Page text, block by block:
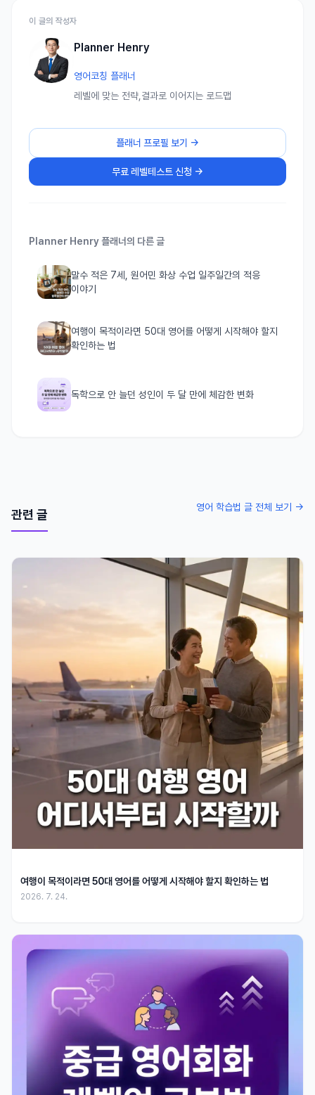
이 글의 작성자
Planner Henry
영어코칭 플래너
레벨에 맞는 전략,결과로 이어지는 로드맵
플래너 프로필 보기 →
무료 레벨테스트 신청 →
Planner Henry플래너의 다른 글
말수 적은 7세, 원어민 화상 수업 일주일간의 적응
이야기
여행이 목적이라면 50대 영어를 어떻게 시작해야 할지
확인하는 법
독학으로 안 늘던 성인이 두 달 만에 체감한 변화
관련 글 영어 학습법 글 전체 보기 →
여행이 목적이라면 50대 영어를 어떻게 시작해야 할지 확인하는 법
2026. 7. 24.